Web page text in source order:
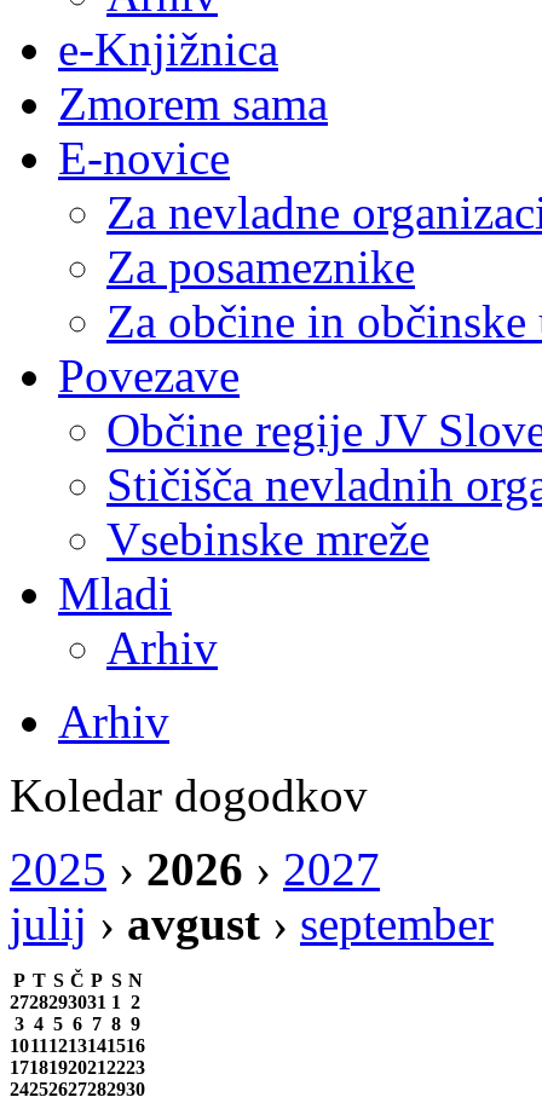
e-Knjižnica
Zmorem sama
E-novice
Za nevladne
Za posameznike
Za občine in občinske
Povezave
Občine regije JV
Stičišča nevladnih
Vsebinske mreže
Mladi
Arhiv
Arhiv
Koledar dogodkov
2025 › 2026 › 2027
julij › avgust › september
P T S Č P S N
2728293031 1 2
3 4 5 6 7 8 9
10111213141516
17181920212223
24252627282930